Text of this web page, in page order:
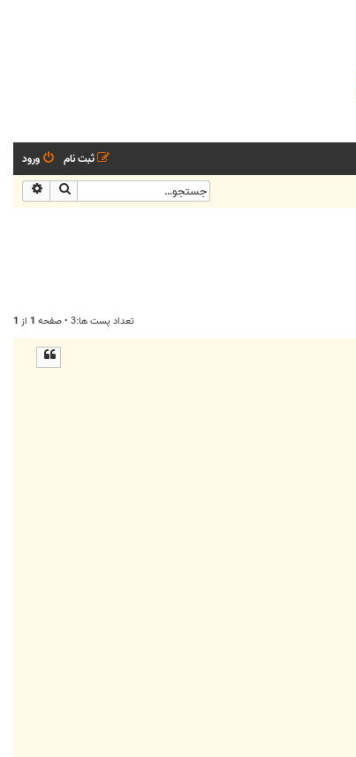
ورود
ثبت نام
جستجو
تعداد پست ها:3 • صفحه 1 از 1